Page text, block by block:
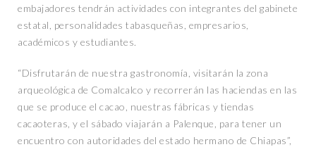
embajadores tendrán actividades con integrantes del gabinete
estatal, personalidades tabasqueñas, empresarios,
académicos y estudiantes.
“Disfrutarán de nuestra gastronomía, visitarán la zona
arqueológica de Comalcalco y recorrerán las haciendas en las
que se produce el cacao, nuestras fábricas y tiendas
cacaoteras, y el sábado viajarán a Palenque, para tener un
encuentro con autoridades del estado hermano de Chiapas”,